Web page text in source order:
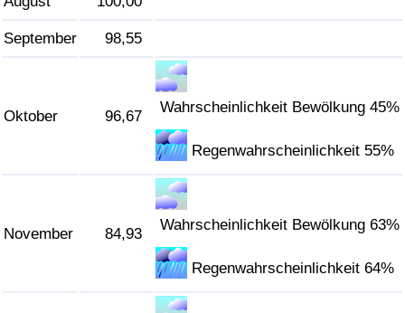
September 98,55
Oktober 96,67
Wahrscheinlichkeit Bewölkung 45%
Regenwahrscheinlichkeit 55%
November 84,93
Wahrscheinlichkeit Bewölkung 63%
Regenwahrscheinlichkeit 64%